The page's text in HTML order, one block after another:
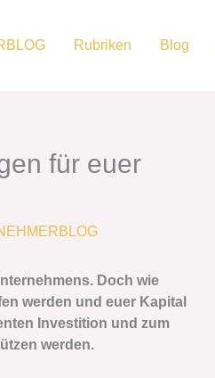
Rubriken Blog
für euer
Doch wie
werden und euer Kapital
Investition und zum
werden.